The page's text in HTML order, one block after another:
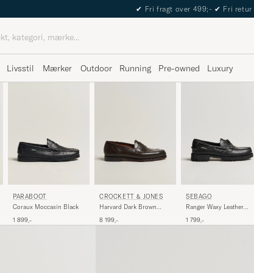
The Care of Carl
Livsstil Mærker Outdoor Running Pre-owned Luxury
PARABOOT
Coraux Moccasin Black
1 899,-
CROCKETT & JONES
Harvard Dark Brown
8 199,-
SEBAGO
Ranger Waxy Leather
1 799,-